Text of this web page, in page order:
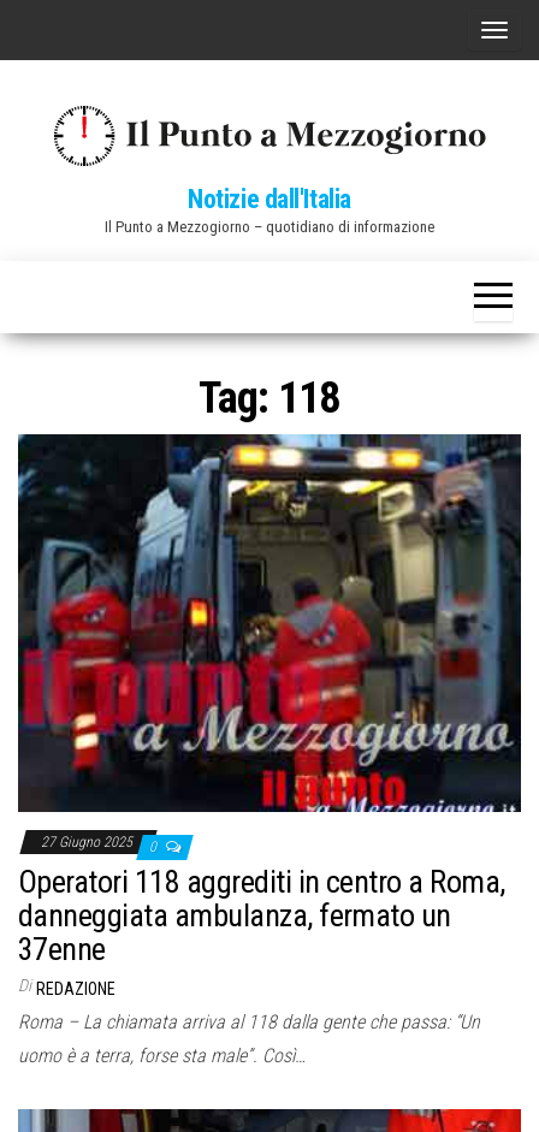
C
a
v
a
z
Notizie dall'Italia
Il Punto a Mezzogiorno – quotidiano di informazione
Tag: 118
27 Giugno 2025 0
Operatori 118 aggrediti in centro a Roma,
danneggiata ambulanza, fermato un
37enne
Di REDAZIONE
Roma – La chiamata arriva al 118 dalla gente che passa: “Un
uomo è a terra, forse sta male”. Così…